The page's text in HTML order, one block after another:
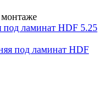
под ламинат HDF